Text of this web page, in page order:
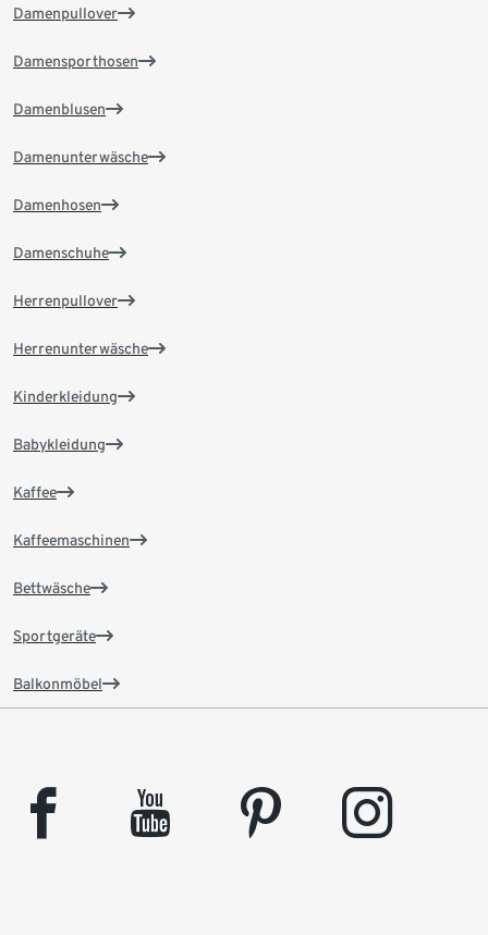
Damenpullover
Damensporthosen
Damenblusen
Damenunterwäsche
Damenhosen
Damenschuhe
Herrenpullover
Herrenunterwäsche
Kinderkleidung
Babykleidung
Kaffee
Kaffeemaschinen
Bettwäsche
Sportgeräte
Balkonmöbel
facebook youtube pinterest instagram